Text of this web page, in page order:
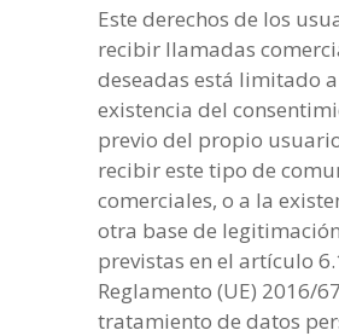
Este derechos de los
recibir llamadas
deseadas está limitado
existencia del
previo del propio
recibir este tipo de
comerciales, o a la
otra base de
previstas en el artículo
Reglamento (UE) 2016/
tratamiento de datos